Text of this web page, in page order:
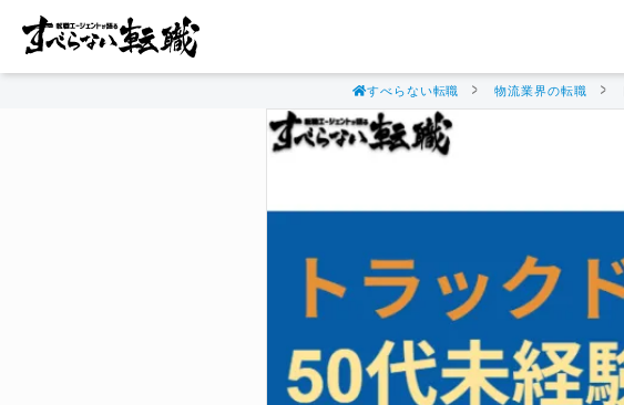
すべらない転職 物流業界の転職